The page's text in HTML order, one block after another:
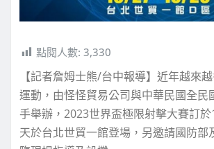
點閱人數: 3,330
【記者詹姆士熊/台中報導】近年越來
運動，由怪怪貿易公司與中華民國全民
手舉辦，2023世界盃極限射擊大賽訂
天於台北世貿一館登場，另邀請國防部